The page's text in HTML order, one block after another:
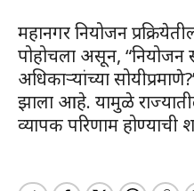
महानगर नियोजन
पोहोचला असून, “नियोजन
अधिकाऱ्यांच्या
झाला आहे. यामुळे
व्यापक परिणाम